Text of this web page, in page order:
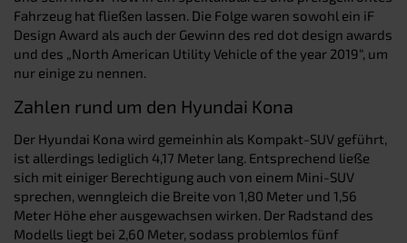
Fahrzeug hat fließen lassen. Die Folge waren sowohl ein iF
Design Award als auch der Gewinn des red dot design awards
und des „North American Utility Vehicle of the year 2019“, um
nur einige zu nennen.
Zahlen rund um den Hyundai Kona
Der Hyundai Kona wird gemeinhin als Kompakt-SUV geführt,
ist allerdings lediglich 4,17 Meter lang. Entsprechend ließe
sich mit einiger Berechtigung auch von einem Mini-SUV
sprechen, wenngleich die Breite von 1,80 Meter und 1,56
Meter Höhe eher ausgewachsen wirken. Der Radstand des
Modells liegt bei 2,60 Meter, sodass problemlos fünf